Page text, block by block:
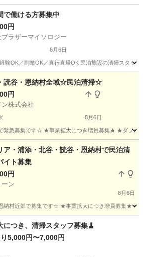
で働ける方募集中
円
ラザーマイソロジー
8月6日
験OK／副業OK／直行直帰OK 民泊施設の清掃スタ
清掃 スタッフ
読谷・恩納村全域☆民泊清掃☆
円
ン株式会社
8月6日
緊急募集です☆ ★事業拡大につき増員募集★ ★ダブル
駅 清掃 土日
ア・浦添・北谷・読谷・恩納村で民泊清
イト募集
円
ーン
8月6日
納村近郊で募集です☆ ★事業拡大につき増員募集★ ★
清掃 恩納村
につき、清掃スタッフ募集🧹
5,000円〜7,000円